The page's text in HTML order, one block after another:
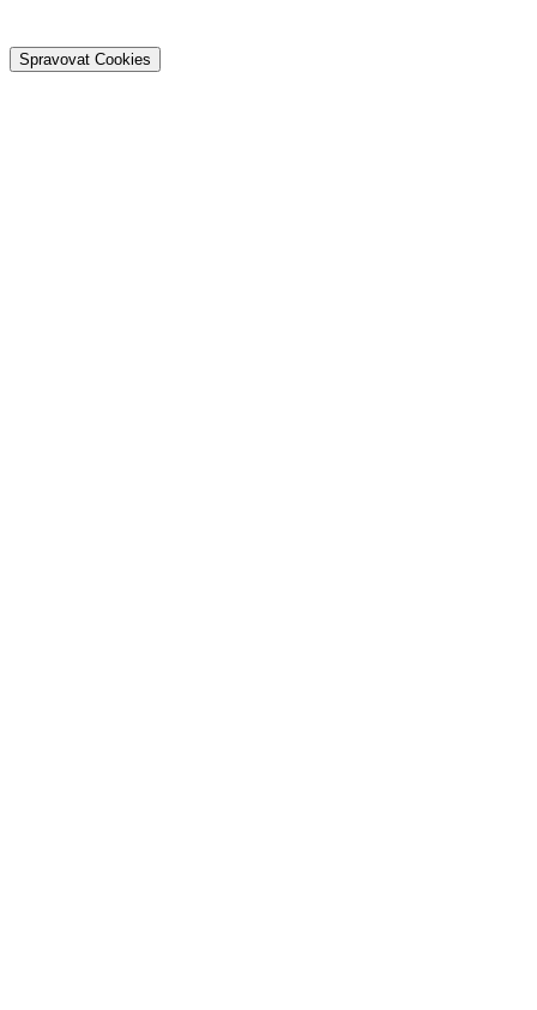
Spravovat Cookies